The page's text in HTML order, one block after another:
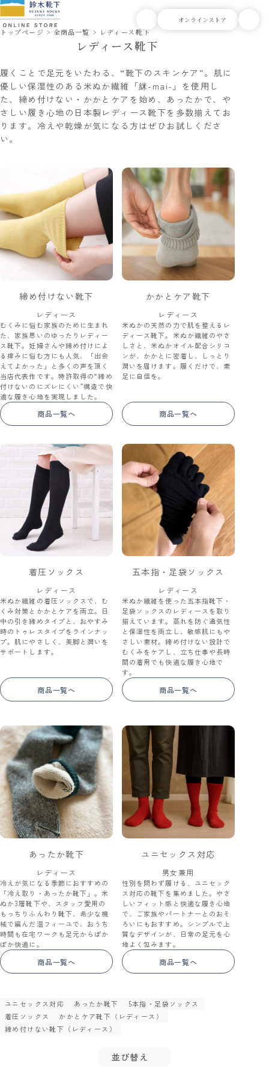
トップページ 全商品一覧 レディース靴下
レディース靴下
履くことで足元をいたわる、“靴下のスキンケア”。肌に
優しい保湿性のある 米ぬか繊維「䋛-mai-」 を使用し
た、締め付けない・かかとケアを始め、あったかで、や
さしい履き心地の日本製レディース靴下を多数揃えてお
ります。冷えや乾燥が気になる方はぜひお試しくださ
い。
締め付けない靴下
レディース
むくみに悩む家族のために生まれ
た、家族思いのゆったりレディー
ス靴下。妊婦さんや締め付けによ
る痒みに悩む方にも人気、「出会
えてよかった」と多くの声を頂く
当店代表作です。特許取得の“締め
付けないのにズレにくい”構造で快
適な履き心地を実現しました。
商品一覧へ
かかとケア靴下
レディース
米ぬかの天然の力で肌を整えるレ
ディース靴下。米ぬか繊維のやさ
しさと、米ぬかオイル配合シリコ
ンが、かかとに密着し、しっとり
潤いを届けます。履くだけで、素
足に自信を。
商品一覧へ
着圧ソックス
レディース
米ぬか繊維の着圧ソックスで、む
くみ対策とかかとケアを両立。日
中の引き締めタイプと、おやすみ
時のトゥレスタイプをラインナッ
プ。肌にやさしく、美脚と潤いを
サポートします。
商品一覧へ
五本指・足袋ソックス
レディース
米ぬか繊維を使った五本指靴下・
足袋ソックスのレディースを取り
揃えています。蒸れを防ぐ通気性
と保湿性を両立し、敏感肌にもや
さしい素材。締め付けない設計で
むくみをケアし、立ち仕事や長時
間の着用でも快適な履き心地で
す。
商品一覧へ
あったか靴下
レディース
冷えが気になる季節におすすめの
「冷え取り・あったか靴下」。米
ぬか3層靴下や、スタッフ愛用の
もっちりふんわり靴下、希少な機
械で編んだ温フィーユで、おうち
時間も在宅ワークも足元からぽか
ぽか快適に。
商品一覧へ
ユニセックス対応
男女兼用
性別を問わず履ける、ユニセック
ス対応の靴下を集めました。やさ
しいフィット感と快適な履き心地
で、ご家族やパートナーとのおそ
ろいにもおすすめ。シンプルで上
質なデザインが、日常の足元を心
地よく包みます。
商品一覧へ
ユニセックス対応 あったか靴下
5本指・足袋ソックス
着圧ソックス
かかとケア靴下（レディース）
締め付けない靴下（レディース）
並び替え